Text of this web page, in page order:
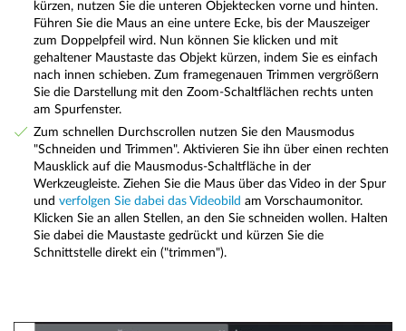
kürzen, nutzen Sie die unteren Objektecken vorne und hinten.
Führen Sie die Maus an eine untere Ecke, bis der Mauszeiger
zum Doppelpfeil wird. Nun können Sie klicken und mit
gehaltener Maustaste das Objekt kürzen, indem Sie es einfach
nach innen schieben. Zum framegenauen Trimmen vergrößern
Sie die Darstellung mit den Zoom-Schaltflächen rechts unten
am Spurfenster.
Zum schnellen Durchscrollen nutzen Sie den Mausmodus
"Schneiden und Trimmen". Aktivieren Sie ihn über einen rechten
Mausklick auf die Mausmodus-Schaltfläche in der
Werkzeugleiste. Ziehen Sie die Maus über das Video in der Spur
und verfolgen Sie dabei das Videobild am Vorschaumonitor.
Klicken Sie an allen Stellen, an den Sie schneiden wollen. Halten
Sie dabei die Maustaste gedrückt und kürzen Sie die
Schnittstelle direkt ein ("trimmen").